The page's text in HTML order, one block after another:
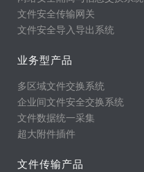
文件安全传输网关
文件安全导入导出系统
业务型产品
多区域文件交换系统
企业间文件安全交换系统
文件数据统一采集
超大附件插件
文件传输产品